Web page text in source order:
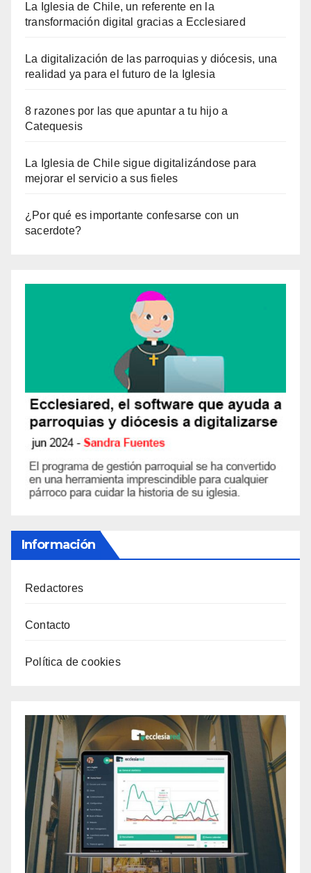
La Iglesia de Chile, un referente en la
transformación digital gracias a Ecclesiared
La digitalización de las parroquias y diócesis, una
realidad ya para el futuro de la Iglesia
8 razones por las que apuntar a tu hijo a
Catequesis
La Iglesia de Chile sigue digitalizándose para
mejorar el servicio a sus fieles
¿Por qué es importante confesarse con un
sacerdote?
Información
Redactores
Contacto
Política de cookies